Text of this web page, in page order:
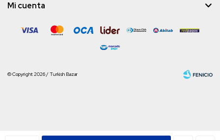
Mi cuenta
© Copyright 2026 / Turkish Bazar